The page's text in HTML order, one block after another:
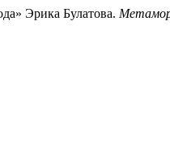
Эрика Булатова.